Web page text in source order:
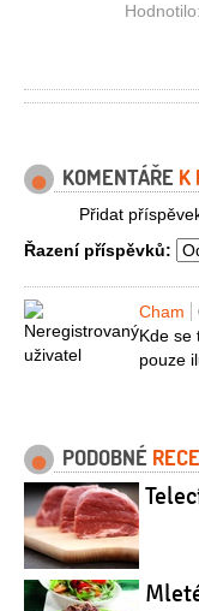
Hodnotilo:
KOMENTÁŘE K
Přidat
Řazení příspěvků:
Cham
Kde se
pouze
PODOBNÉ